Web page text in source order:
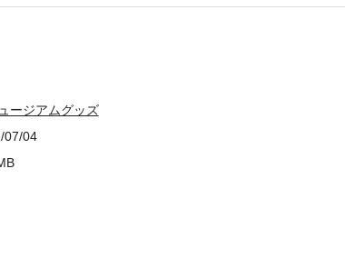
紡ぐミュージアムグッズ」の3部構成で展開します。ほか
ージアムグッズ
07/04